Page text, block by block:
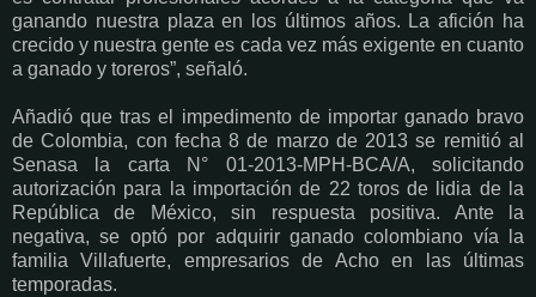
ganando nuestra plaza en los últimos años. La afición ha
crecido y nuestra gente es cada vez más exigente en cuanto
a ganado y toreros”, señaló.
Añadió que tras el impedimento de importar ganado bravo
de Colombia, con fecha 8 de marzo de 2013 se remitió al
Senasa la carta N° 01-2013-MPH-BCA/A, solicitando
autorización para la importación de 22 toros de lidia de la
República de México, sin respuesta positiva. Ante la
negativa, se optó por adquirir ganado colombiano vía la
familia Villafuerte, empresarios de Acho en las últimas
temporadas.